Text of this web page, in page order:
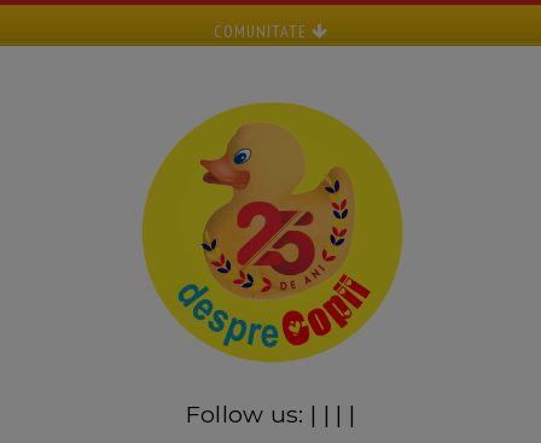
COMUNITATE
Follow us: | | | |